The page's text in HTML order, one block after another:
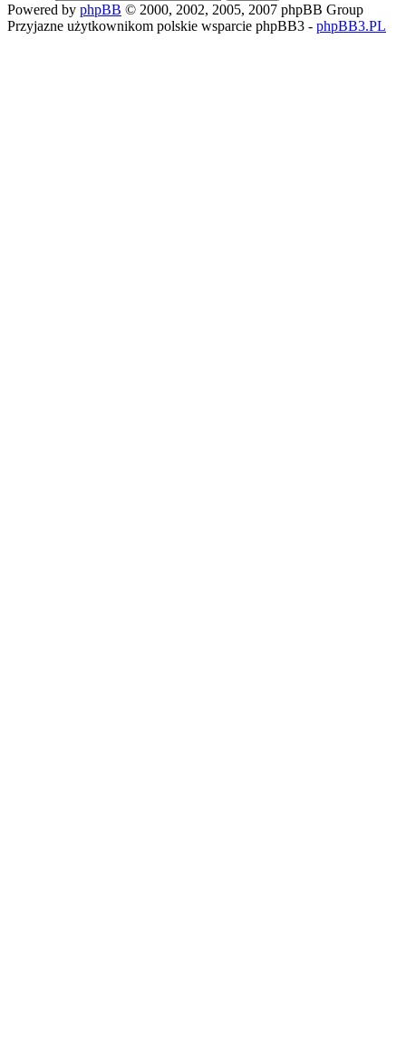
Powered by phpBB © 2000, 2002, 2005, 2007 phpBB Group
Przyjazne użytkownikom polskie wsparcie phpBB3 - phpBB3.PL